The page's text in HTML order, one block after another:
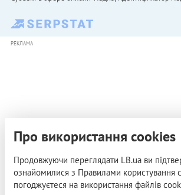
РЕКЛАМА
Про використання cookies
Продовжуючи переглядати LB.ua ви
ознайомилися з Правилами користування
погоджуєтеся на використання файлів